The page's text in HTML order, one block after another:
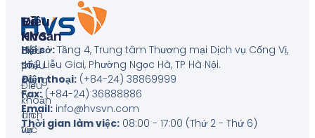
Hội sở:Tầng 4, Trung tâm Thương mại Dịch vụ Cống Vị,
số 2 Liễu Giai, Phường Ngọc Hà, TP Hà Nội.
Điện thoại:(+84-24) 38869999
Fax:(+84-24) 36888886
Email:info@hvsvn.com
Thời gian làm việc:08:00 - 17:00 (Thứ 2 - Thứ 6)
Về
HVS
Giới
thiệu
công
ty
Tin
tức
Điều
Khoản
Biểu
phí
Điều
khoản
dịch
vụ